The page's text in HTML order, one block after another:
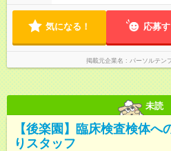
気になる！ 応募
掲載元企業名 パーソルテン
未読
【後楽園】臨床検査検体へ
りスタッフ